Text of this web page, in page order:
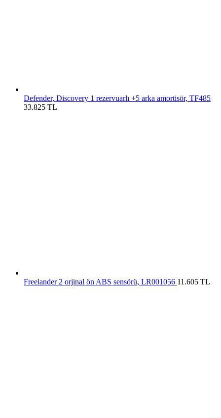
Defender, Discovery 1 rezervuarlı +5 arka amortisör, TF485
33.825 TL
Freelander 2 orjinal ön ABS sensörü, LR001056 11.605 TL